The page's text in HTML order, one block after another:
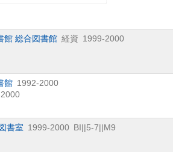
館 総合図書館 経資 1999-2000
館 1992-2000
書室 1999-2000 BI||5-7||M9